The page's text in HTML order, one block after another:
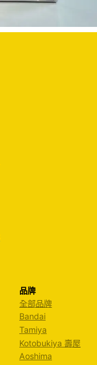
品牌
全部品牌
Bandai
Tamiya
Kotobukiya 壽屋
Aoshima